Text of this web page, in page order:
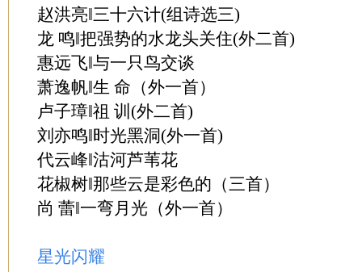
赵洪亮‖三十六计(组诗选三)
龙 鸣‖把强势的水龙头关住(外二首)
惠远飞‖与一只鸟交谈
萧逸帆‖生 命（外一首）
卢子璋‖祖 训(外二首)
刘亦鸣‖时光黑洞(外一首)
代云峰‖沽河芦苇花
花椒树‖那些云是彩色的（三首）
尚 蕾‖一弯月光（外一首）
星光闪耀